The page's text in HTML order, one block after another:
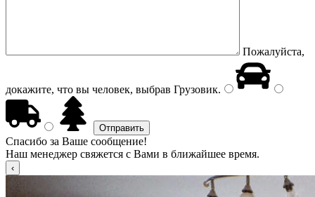
Пожалуйста,
докажите, что вы человек, выбрав Грузовик.
Спасибо за Ваше сообщение!
Наш менеджер свяжется с Вами в ближайшее время.